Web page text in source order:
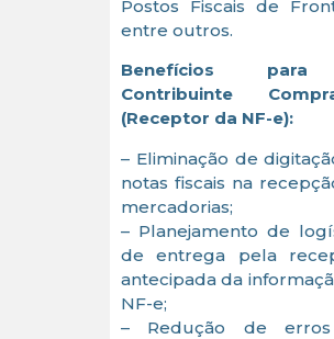
Postos Fiscais de
entre outros.
Benefícios
Contribuinte
(Receptor da NF-e):
– Eliminação de
notas fiscais na
mercadorias;
– Planejamento de
de entrega pela
antecipada da
NF-e;
– Redução de